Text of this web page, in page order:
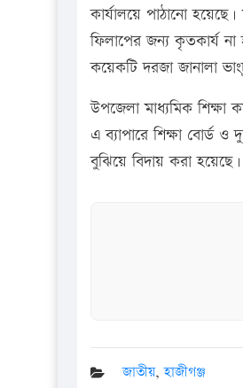
কার্যালয়ে পাঠানো
ফিলাপের জন্য কৃতকার্য
কয়েকটি দরজা জানালা
উপজেলা মাধ্যমিক শিক্ষা
এ ব্যাপারে শিক্ষা বোর্ড
বুঝিয়ে বিদায় করা
জাতীয়,হাজীগঞ্জ